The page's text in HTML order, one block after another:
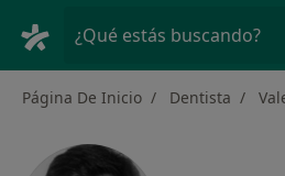
¿Qué estás buscando?
Página De Inicio Dentista